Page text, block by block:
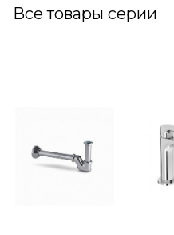
Все товары серии